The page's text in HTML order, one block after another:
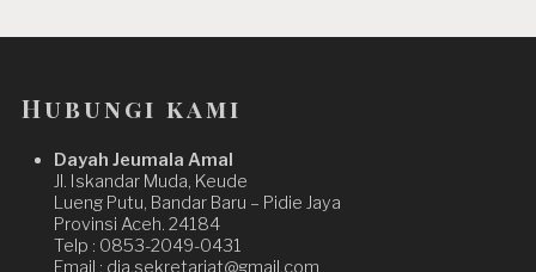
Hubungi kami
Dayah Jeumala Amal
Jl. Iskandar Muda, Keude
Lueng Putu, Bandar Baru – Pidie Jaya
Provinsi Aceh. 24184
Telp : 0853-2049-0431
Email : dja.sekretariat@gmail.com